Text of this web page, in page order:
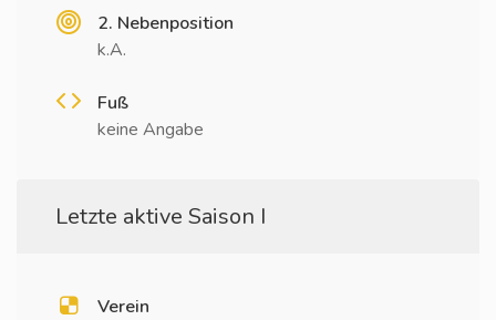
2. Nebenposition
k.A.
Fuß
keine Angabe
Letzte aktive Saison I
Verein